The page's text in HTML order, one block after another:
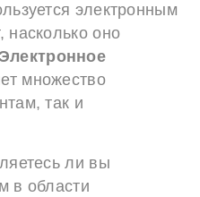
электронным
насколько оно
Электронное
множество
так и
ли вы
в области